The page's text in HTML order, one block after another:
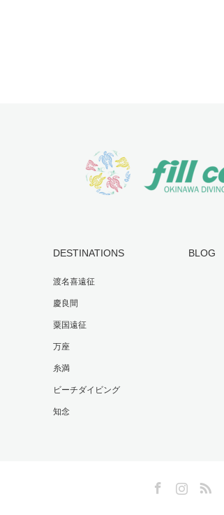
DESTINATIONS
渡名喜遠征
慶良間
粟国遠征
万座
糸満
ビーチダイビング
知念
BLOG